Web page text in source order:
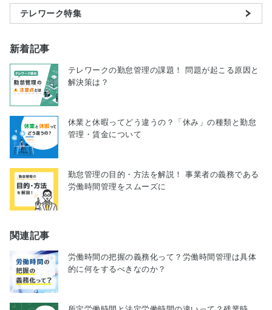
テレワーク特集
新着記事
テレワークの勤怠管理の課題！ 問題が起こる原因と
解決策は？
休業と休暇ってどう違うの？「休み」の種類と勤怠
管理・賃金について
勤怠管理の目的・方法を解説！ 事業者の義務である
労働時間管理をスムーズに
関連記事
労働時間の把握の義務化って？労働時間管理は具体
的に何をするべきなのか？